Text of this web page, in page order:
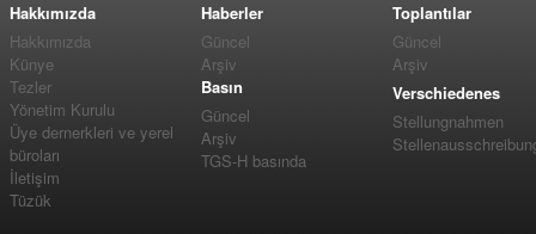
Hakkımızda
Hakkımızda
Künye
Tezler
Yönetim Kurulu
Üye dernerkleri ve yerel
büroları
İletişim
Tüzük
Haberler
Güncel
Arşiv
Basın
Güncel
Arşiv
TGS-H basında
Toplantılar
Güncel
Arşiv
Verschiedenes
Stellungnahmen